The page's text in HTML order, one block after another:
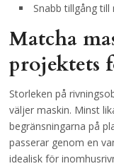
Snabb tillgång
Matcha
projektets
Storleken på
väljer maskin. Minst
begränsningarna på
passerar genom en
idealisk för